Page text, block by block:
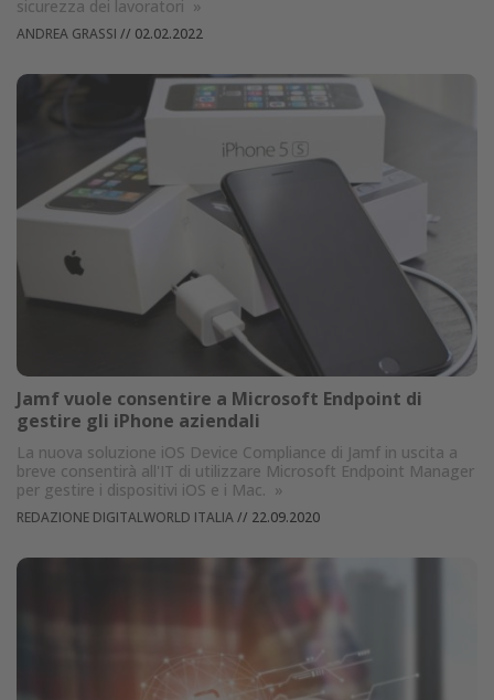
sicurezza dei lavoratori »
ANDREA GRASSI // 02.02.2022
Jamf vuole consentire a Microsoft Endpoint di
gestire gli iPhone aziendali
La nuova soluzione iOS Device Compliance di Jamf in uscita a
breve consentirà all'IT di utilizzare Microsoft Endpoint Manager
per gestire i dispositivi iOS e i Mac. »
REDAZIONE DIGITALWORLD ITALIA// 22.09.2020